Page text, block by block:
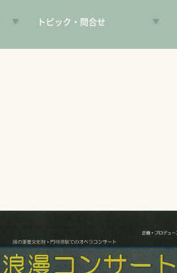
トピック・問合せ
お知らせ